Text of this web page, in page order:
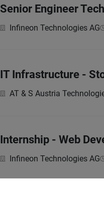
Senior Engineer
Infineon Technologies AG
IT Infrastructure -
AT & S Austria
Internship - Web
Infineon Technologies AG